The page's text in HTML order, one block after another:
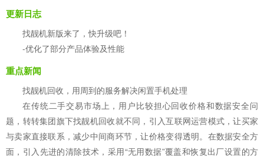
更新日志
找靓机新版来了，快升级吧！
-优化了部分产品体验及性能
重点新闻
找靓机回收，用周到的服务解决闲置手机处理
在传统二手交易市场上，用户比较担心回收价格和数据安全问
题，转转集团旗下找靓机回收就不同，引入互联网运营模式，让买家
与卖家直接联系，减少中间商环节，让价格变得透明。在数据安全方
面，引入先进的清除技术，采用“无用数据”覆盖和恢复出厂设置的方